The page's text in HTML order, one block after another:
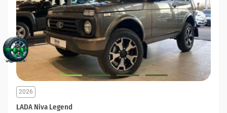
LADA Niva Legend
2026